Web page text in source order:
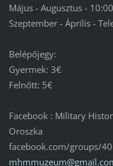
Május - Augusztus -
Szeptember - Április -
Belépőjegy:
Gyermek: 3€
Felnőtt: 5€
Facebook : Military
Oroszka
facebook.com/groups/
mhmmuzeum@gmail.